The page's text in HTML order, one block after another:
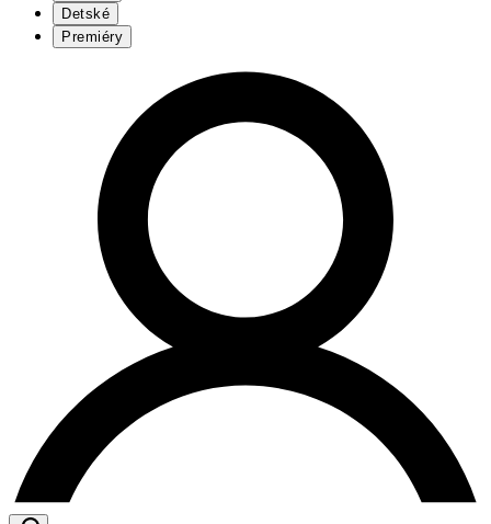
Detské
Premiéry